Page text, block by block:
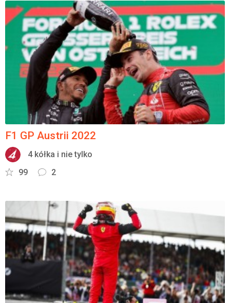
F1 GP Austrii 2022
4 kółka i nie tylko
99
2